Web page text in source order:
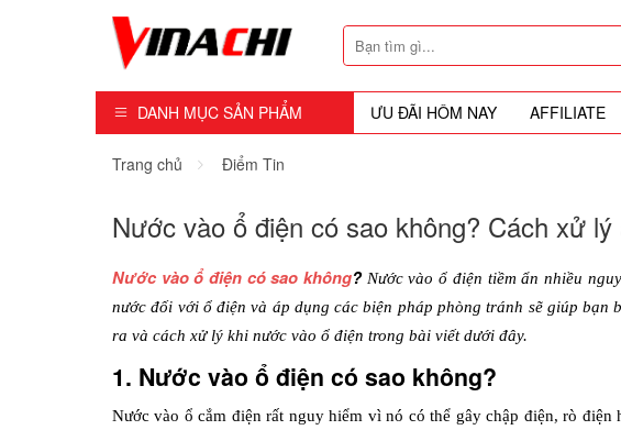
DANH MỤC SẢN PHẨM ƯU ĐÃI HÔM NAY AFFILIATE
Dụng Cụ - Công Cụ
Máy Cầm Tay
Máy Chế Biến Gỗ
Thiết bị Dùng Hơi
Trang chủ Điểm Tin
Nước vào ổ điện có sao không? Cách xử lý
Nước vào ổ điện có sao không? Nước vào ổ điện tiềm ẩn nhiều
nước đối với ổ điện và áp dụng các biện pháp phòng tránh sẽ giúp
ra và cách xử lý khi nước vào ổ điện trong bài viết dưới đây.
1. Nước vào ổ điện có sao không?
Nước vào ổ cắm điện rất nguy hiểm vì nó có thể gây chập điện, rò